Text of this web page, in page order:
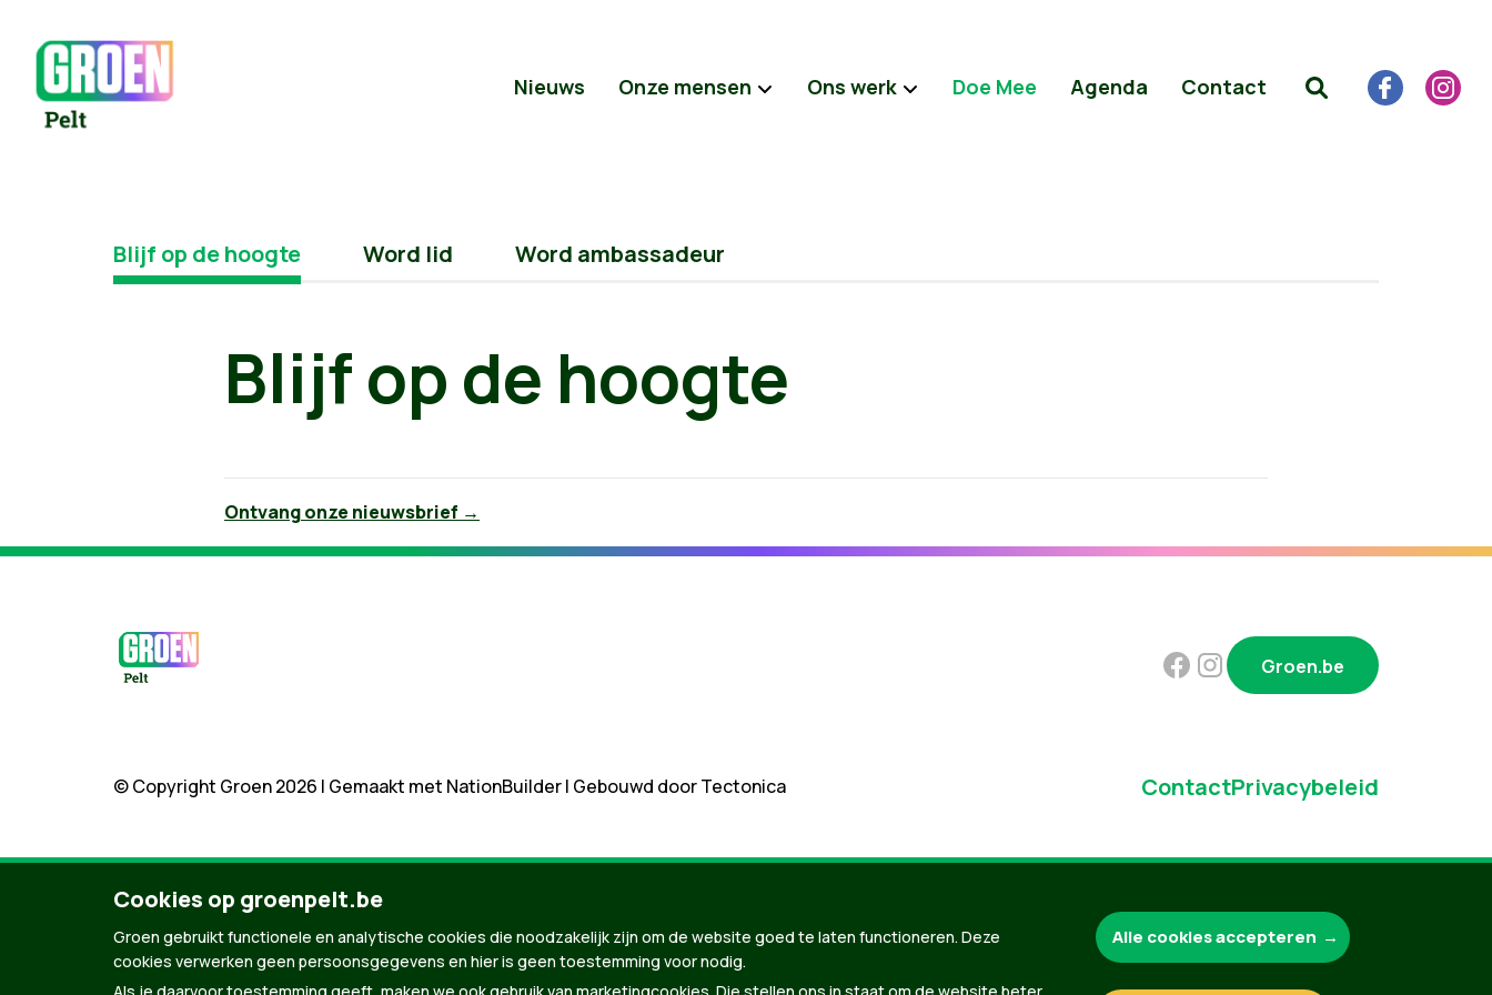
Nieuws Onze mensen Ons werk Doe Mee Agenda Contact
Blijf op de hoogte Word lid Word ambassadeur
Blijf op de hoogte
Ontvang onze nieuwsbrief →
Groen.be
© Copyright Groen 2026 | Gemaakt met NationBuilder| Gebouwd doorTectonica ContactPrivacybeleid
Cookies op groenpelt.be
Groen gebruikt functionele en analytische cookies die noodzakelijk zijn om de website goed te laten functioneren. Deze
cookies verwerken geen persoonsgegevens en hier is geen toestemming voor nodig.
Alle cookies accepteren